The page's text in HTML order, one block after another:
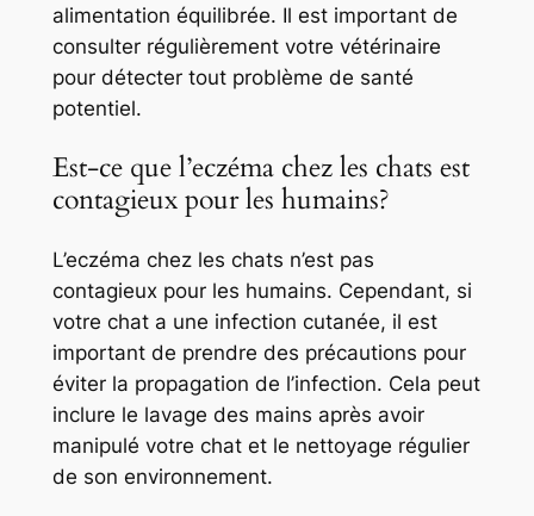
alimentation équilibrée. Il est important de
consulter régulièrement votre vétérinaire
pour détecter tout problème de santé
potentiel.
Est-ce que l’eczéma chez les chats est
contagieux pour les humains?
L’eczéma chez les chats n’est pas
contagieux pour les humains. Cependant, si
votre chat a une infection cutanée, il est
important de prendre des précautions pour
éviter la propagation de l’infection. Cela peut
inclure le lavage des mains après avoir
manipulé votre chat et le nettoyage régulier
de son environnement.